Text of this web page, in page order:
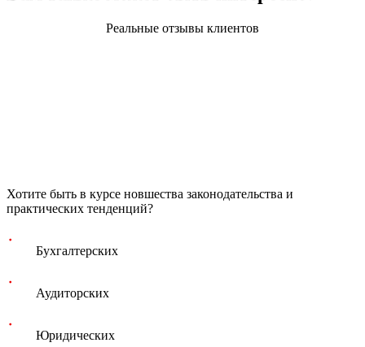
Реальные отзывы клиентов
Хотите быть в курсе новшества законодательства и
практических тенденций?
Бухгалтерских
Аудиторских
Юридических